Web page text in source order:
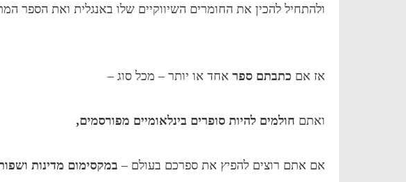
ולהתחיל להכין את החומרים השיווקיים שלו באנגלית ואת הספר
אז אם כתבתם ספר אחד או יותר – מכל סוג –
ואתם חולמים להיות סופרים בינלאומיים מפורסמים,
אם אתם רוצים להפיץ את ספרכם בעולם – במקסימום מדינות